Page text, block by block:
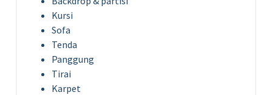
Kursi
Sofa
Tenda
Panggung
Tirai
Karpet